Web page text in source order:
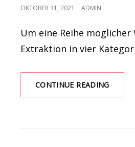
POSTED
OKTOBER 31, 2021 ADMIN
Um eine Reihe
Extraktion in vier
CONTINUE READINGWIE
VIEL